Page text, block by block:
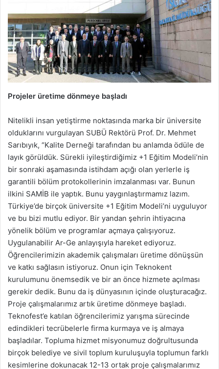
Projeler üretime dönmeye başladı
Nitelikli insan yetiştirme noktasında marka bir üniversite
olduklarını vurgulayan SUBÜ Rektörü Prof. Dr. Mehmet
Sarıbıyık, “Kalite Derneği tarafından bu anlamda ödüle de
layık görüldük. Sürekli iyileştirdiğimiz +1 Eğitim Modeli’nin
bir sonraki aşamasında istihdam açığı olan yerlerle iş
garantili bölüm protokollerinin imzalanması var. Bunun
ilkini SAMİB ile yaptık. Bunu yaygınlaştırmamız lazım.
Türkiye’de birçok üniversite +1 Eğitim Modeli’ni uyguluyor
ve bu bizi mutlu ediyor. Bir yandan şehrin ihtiyacına
yönelik bölüm ve programlar açmaya çalışıyoruz.
Uygulanabilir Ar-Ge anlayışıyla hareket ediyoruz.
Öğrencilerimizin akademik çalışmaları üretime dönüşsün
ve katkı sağlasın istiyoruz. Onun için Teknokent
kurulumunu önemsedik ve bir an önce hizmete açılması
gerekir dedik. Bunu da iş dünyasının içinde oluşturacağız.
Proje çalışmalarımız artık üretime dönmeye başladı.
Teknofest’e katılan öğrencilerimiz yarışma sürecinde
edindikleri tecrübelerle firma kurmaya ve iş almaya
başladılar. Topluma hizmet misyonumuz doğrultusunda
birçok belediye ve sivil toplum kuruluşuyla toplumun farklı
kesimlerine dokunacak 12-13 ortak proje çalışmalarımız